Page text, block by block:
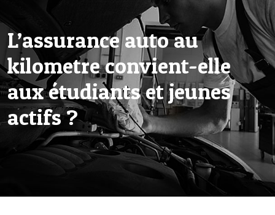
L’assurance auto au
kilometre convient-elle
aux étudiants et jeunes
actifs ?